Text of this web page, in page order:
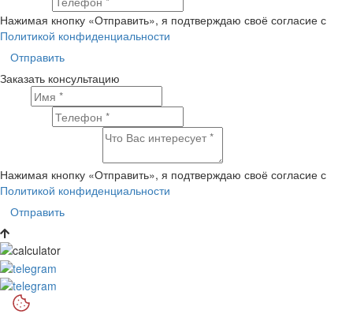
Нажимая кнопку «Отправить», я подтверждаю своё согласие с
Политикой конфиденциальности
Отправить
Заказать консультацию
Нажимая кнопку «Отправить», я подтверждаю своё согласие с
Политикой конфиденциальности
Отправить